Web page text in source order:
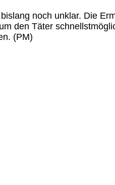
noch unklar. Die
den Täter
(PM)